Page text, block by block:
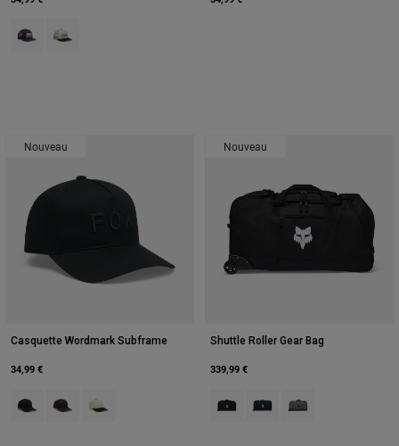
Product swatch type of Marron foncé.
Product swatch type of Pearl White.
Nouveau
Casquette Wordmark Subframe
34,99 €
Product swatch type of Noir.
Product swatch type of Marron Cacao.
Product swatch type of Pearl White.
Nouveau
Shuttle Roller Gear Bag
339,99 €
Product swatch type of Noir.
Product swatch type of
Product swatch